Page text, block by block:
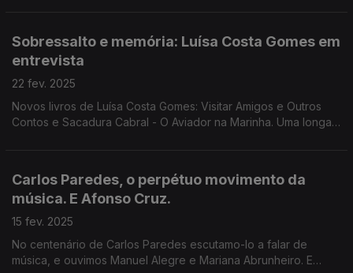
Sobressalto e memória: Luísa Costa Gomes em
entrevista
22 fev. 2025
Novos livros de Luísa Costa Gomes: Visitar Amigos e Outros
Contos e Sacadura Cabral - O Aviador na Marinha. Uma longa
Carlos Paredes, o perpétuo movimento da
música. E Afonso Cruz.
15 fev. 2025
No centenário de Carlos Paredes escutamo-lo a falar de
música, e ouvimos Manuel Alegre e Mariana Abrunheiro. E